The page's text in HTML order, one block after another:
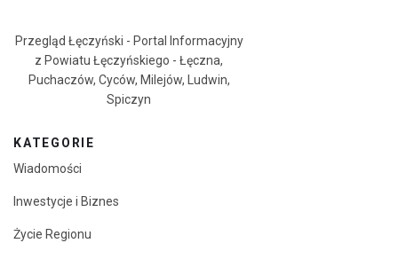
Przegląd Łęczyński - Portal Informacyjny
z Powiatu Łęczyńskiego - Łęczna,
Puchaczów, Cyców, Milejów, Ludwin,
Spiczyn
KATEGORIE
Wiadomości
Inwestycje i Biznes
Życie Regionu